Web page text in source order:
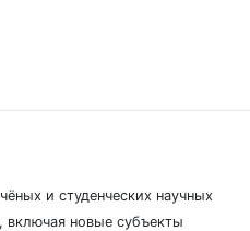
и студенческих научных
включая новые субъекты